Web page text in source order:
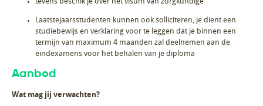
Laatstejaarsstudenten kunnen ook solliciteren, je dient een
studiebewijs en verklaring voor te leggen dat je binnen een
termijn van maximum 4 maanden zal deelnemen aan de
eindexamens voor het behalen van je diploma
Aanbod
Wat mag jij verwachten?